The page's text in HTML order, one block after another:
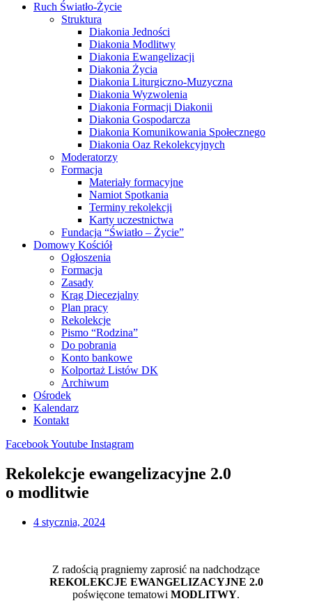
Ruch Światło-Życie
Struktura
Diakonia Jedności
Diakonia Modlitwy
Diakonia Ewangelizacji
Diakonia Życia
Diakonia Liturgiczno-Muzyczna
Diakonia Wyzwolenia
Diakonia Formacji Diakonii
Diakonia Gospodarcza
Diakonia Komunikowania Społecznego
Diakonia Oaz Rekolekcyjnych
Moderatorzy
Formacja
Materiały formacyjne
Namiot Spotkania
Terminy rekolekcji
Karty uczestnictwa
Fundacja “Światło – Życie”
Domowy Kościół
Ogłoszenia
Formacja
Zasady
Krąg Diecezjalny
Plan pracy
Rekolekcje
Pismo “Rodzina”
Do pobrania
Konto bankowe
Kolportaż Listów DK
Archiwum
Ośrodek
Kalendarz
Kontakt
FacebookYoutube Instagram
Rekolekcje ewangelizacyjne 2.0
o modlitwie
4 stycznia, 2024
Z radością pragniemy zaprosić na nadchodzące
REKOLEKCJE EWANGELIZACYJNE 2.0
poświęcone tematowi MODLITWY.